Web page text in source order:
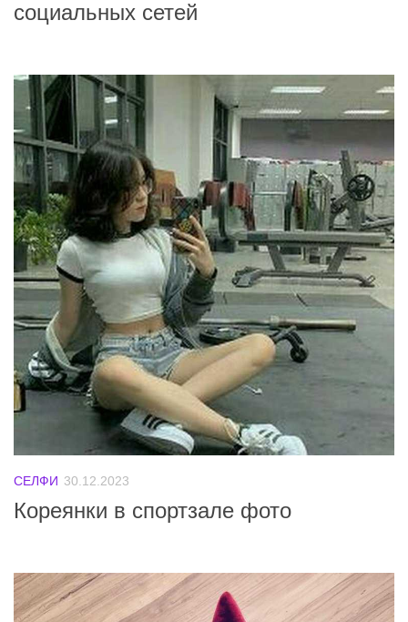
социальных сетей
СЕЛФИ 30.12.2023
Кореянки в спортзале фото